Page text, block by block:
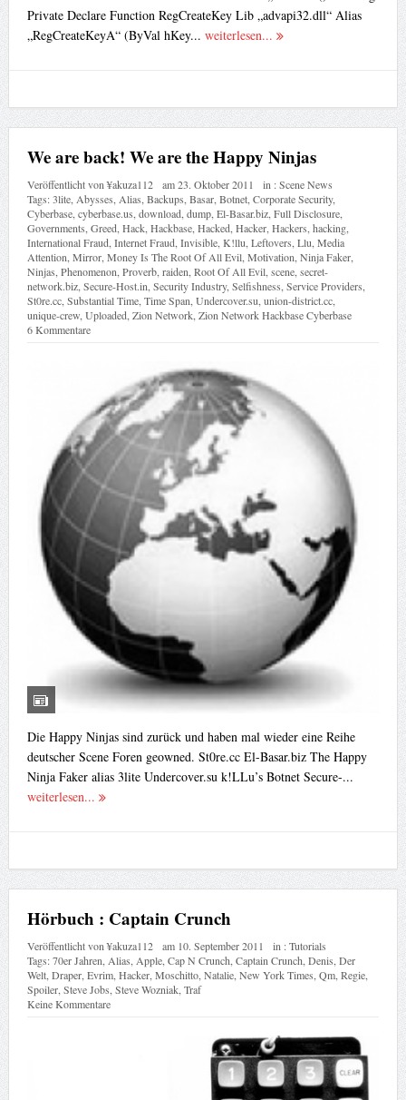
Private Declare Function RegCreateKey Lib „advapi32.dll“ Alias
„RegCreateKeyA“ (ByVal hKey... weiterlesen...
We are back! We are the Happy Ninjas
Veröffentlicht von¥akuza112 am23. Oktober 2011 in :Scene News
Tags:3lite, Abysses Alias Backups Basar, Botnet, Corporate Security,
Cyberbase, cyberbase.us download, dump, El-Basar.biz, Full Disclosure,
Governments Greed, Hack, Hackbase, Hacked, Hacker, Hackers hacking,
International Fraud, Internet Fraud, Invisible, K!llu Leftovers Llu Media
Attention Mirror, Money Is The Root Of All Evil, Motivation Ninja Faker,
Ninjas Phenomenon Proverb, raiden Root Of All Evil, scene, secret-
network.biz, Secure-Host.in Security Industry, Selfishness Service Providers
St0re.cc, Substantial Time, Time Span Undercover.su union-district.cc,
unique-crew, Uploaded, Zion Network, Zion Network Hackbase Cyberbase
6 Kommentare
Die Happy Ninjas sind zurück und haben mal wieder eine Reihe
deutscher Scene Foren geowned. St0re.cc El-Basar.biz The Happy
Ninja Faker alias 3lite Undercover.su k!LLu’s Botnet Secure-...
weiterlesen...
Hörbuch : Captain Crunch
Veröffentlicht von¥akuza112 am 10. September 2011 in :Tutorials
Tags:70er Jahren Alias Apple, Cap N Crunch Captain Crunch Denis Der
Welt, Draper, Evrim, Hacker, Moschitto, Natalie, New York Times Qm, Regie,
Spoiler, Steve Jobs Steve Wozniak, Traf
Keine Kommentare